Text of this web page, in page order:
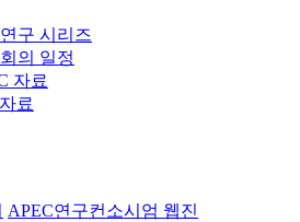
구 시리즈
의 일정
자료
료
APEC연구컨소시엄 웹진